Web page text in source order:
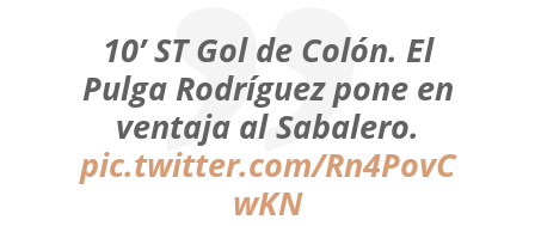
10’ ST Gol de Colón. El
Pulga Rodríguez pone en
ventaja al Sabalero.
pic.twitter.com/Rn4PovC
wKN